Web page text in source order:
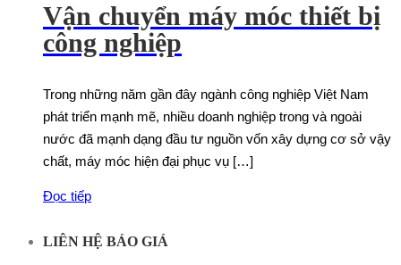
Vận chuyển máy móc thiết bị
công nghiệp
Trong những năm gần đây ngành công nghiệp Việt Nam
phát triển mạnh mẽ, nhiều doanh nghiệp trong và ngoài
nước đã mạnh dạng đầu tư nguồn vốn xây dựng cơ sở vậy
chất, máy móc hiện đại phục vụ […]
Đọc tiếp
LIÊN HỆ BÁO GIÁ